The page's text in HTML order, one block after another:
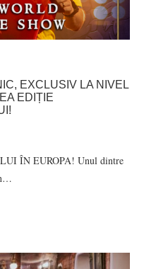
EXCLUSIV LA NIVEL
EDIȚIE
ÎN EUROPA! Unul dintre